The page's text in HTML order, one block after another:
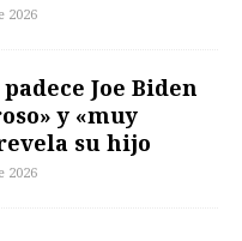
2026
Joe Biden
y «muy
su hijo
2026